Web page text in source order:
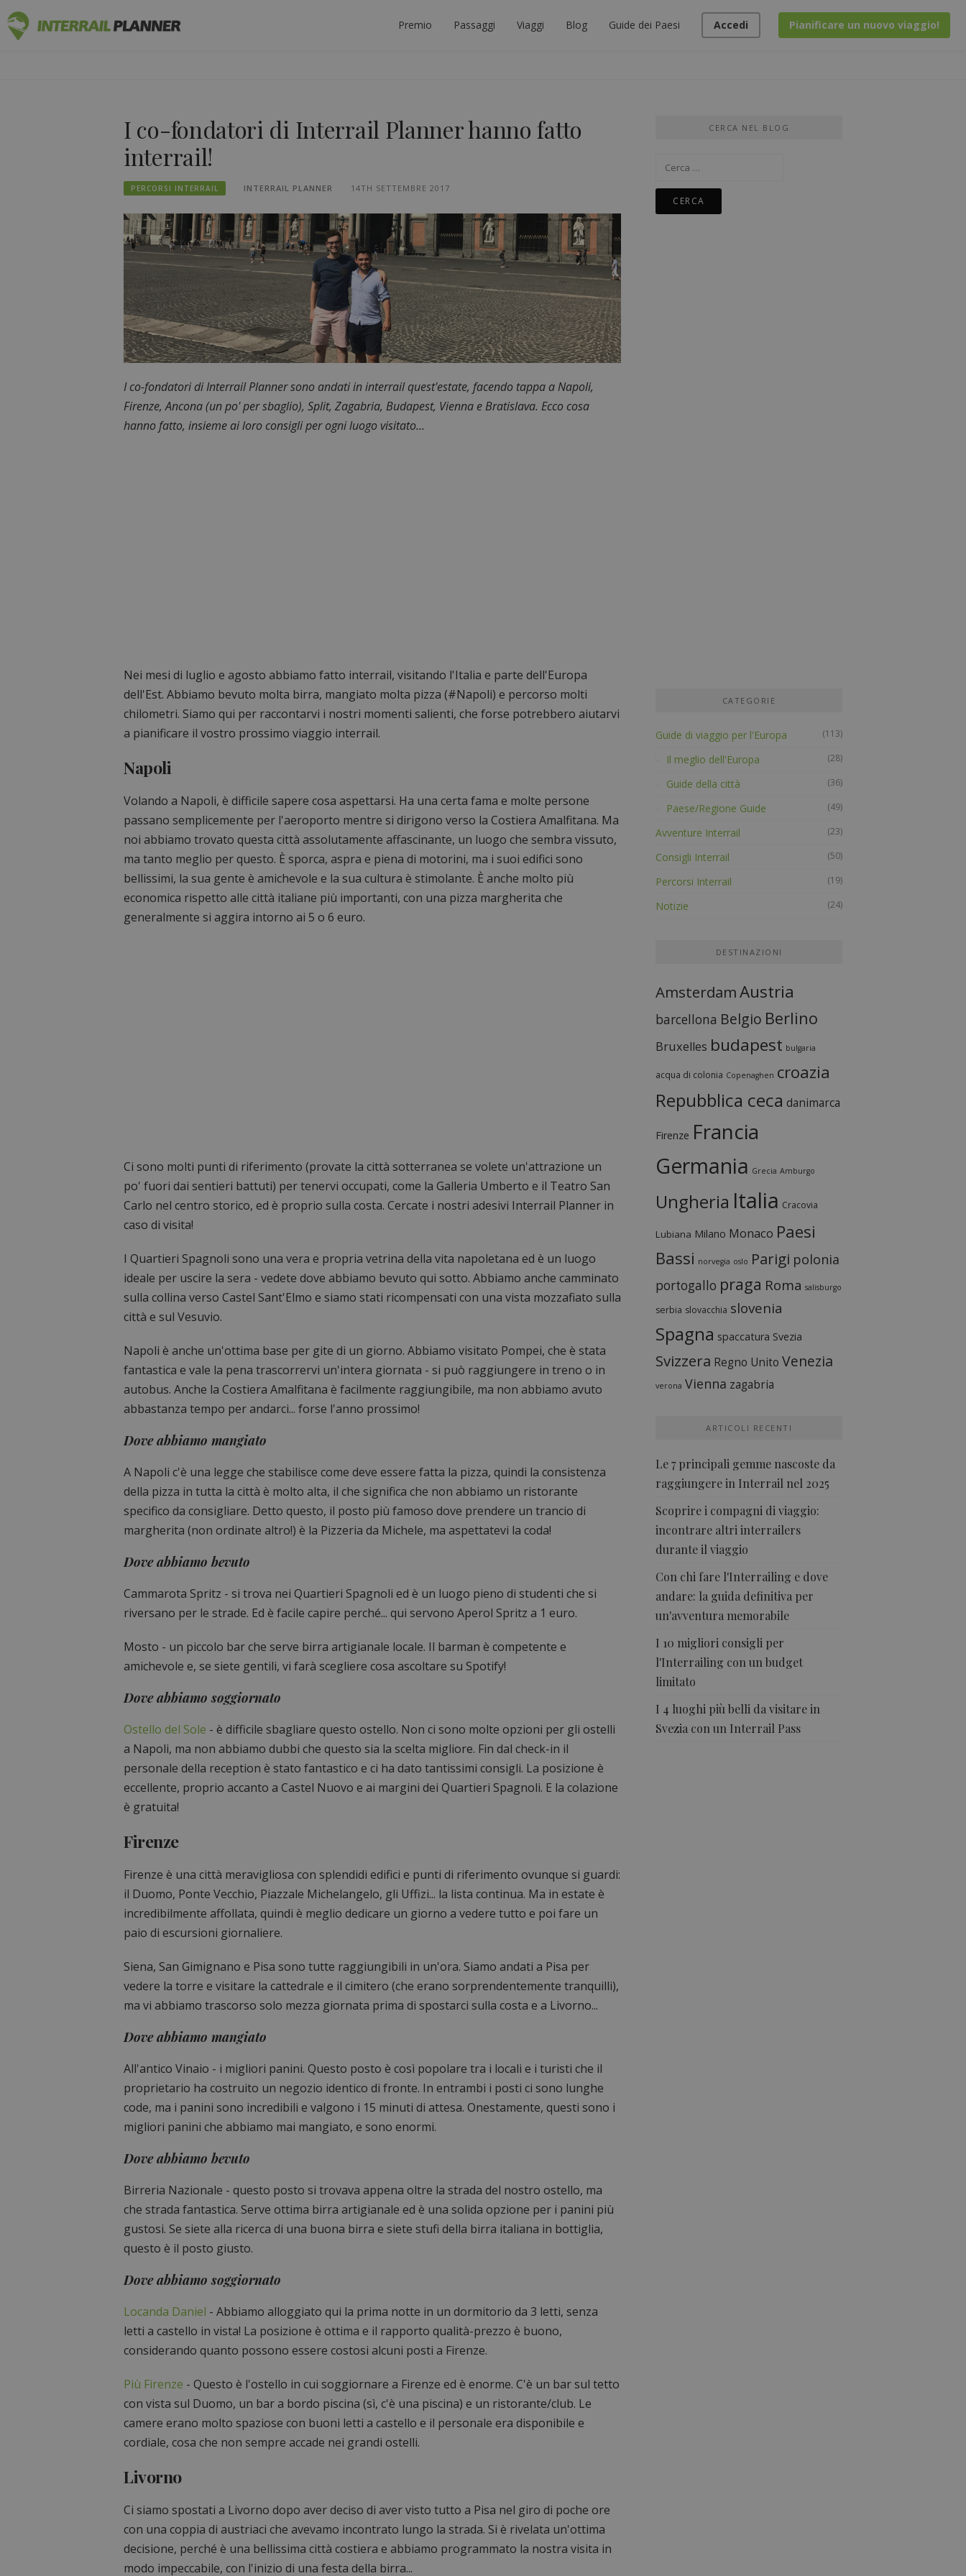
Premio Passaggi Viaggi Blog Guide dei Paesi Accedi Pianificare un nuovo viaggio!
I co-fondatori di Interrail Planner hanno fatto
interrail!
PERCORSI INTERRAIL INTERRAIL PLANNER 14TH SETTEMBRE 2017
I co-fondatori di Interrail Planner sono andati in interrail quest'estate, facendo tappa a Napoli,
Firenze, Ancona (un po' per sbaglio), Split, Zagabria, Budapest, Vienna e Bratislava. Ecco cosa
hanno fatto, insieme ai loro consigli per ogni luogo visitato...
Nei mesi di luglio e agosto abbiamo fatto interrail, visitando l'Italia e parte dell'Europa
dell'Est. Abbiamo bevuto molta birra, mangiato molta pizza (#Napoli) e percorso molti
chilometri. Siamo qui per raccontarvi i nostri momenti salienti, che forse potrebbero aiutarvi
a pianificare il vostro prossimo viaggio interrail.
Napoli
Volando a Napoli, è difficile sapere cosa aspettarsi. Ha una certa fama e molte persone
passano semplicemente per l'aeroporto mentre si dirigono verso la Costiera Amalfitana. Ma
noi abbiamo trovato questa città assolutamente affascinante, un luogo che sembra vissuto,
ma tanto meglio per questo. È sporca, aspra e piena di motorini, ma i suoi edifici sono
bellissimi, la sua gente è amichevole e la sua cultura è stimolante. È anche molto più
economica rispetto alle città italiane più importanti, con una pizza margherita che
generalmente si aggira intorno ai 5 o 6 euro.
Ci sono molti punti di riferimento (provate la città sotterranea se volete un'attrazione un
po' fuori dai sentieri battuti) per tenervi occupati, come la Galleria Umberto e il Teatro San
Carlo nel centro storico, ed è proprio sulla costa. Cercate i nostri adesivi Interrail Planner in
caso di visita!
I Quartieri Spagnoli sono una vera e propria vetrina della vita napoletana ed è un luogo
ideale per uscire la sera - vedete dove abbiamo bevuto qui sotto. Abbiamo anche camminato
sulla collina verso Castel Sant'Elmo e siamo stati ricompensati con una vista mozzafiato sulla
città e sul Vesuvio.
Napoli è anche un'ottima base per gite di un giorno. Abbiamo visitato Pompei, che è stata
fantastica e vale la pena trascorrervi un'intera giornata - si può raggiungere in treno o in
autobus. Anche la Costiera Amalfitana è facilmente raggiungibile, ma non abbiamo avuto
abbastanza tempo per andarci... forse l'anno prossimo!
Dove abbiamo mangiato
A Napoli c'è una legge che stabilisce come deve essere fatta la pizza, quindi la consistenza
della pizza in tutta la città è molto alta, il che significa che non abbiamo un ristorante
specifico da consigliare. Detto questo, il posto più famoso dove prendere un trancio di
margherita (non ordinate altro!) è la Pizzeria da Michele, ma aspettatevi la coda!
Dove abbiamo bevuto
Cammarota Spritz - si trova nei Quartieri Spagnoli ed è un luogo pieno di studenti che si
riversano per le strade. Ed è facile capire perché... qui servono Aperol Spritz a 1 euro.
Mosto - un piccolo bar che serve birra artigianale locale. Il barman è competente e
amichevole e, se siete gentili, vi farà scegliere cosa ascoltare su Spotify!
Dove abbiamo soggiornato
Ostello del Sole - è difficile sbagliare questo ostello. Non ci sono molte opzioni per gli ostelli
a Napoli, ma non abbiamo dubbi che questo sia la scelta migliore. Fin dal check-in il
personale della reception è stato fantastico e ci ha dato tantissimi consigli. La posizione è
eccellente, proprio accanto a Castel Nuovo e ai margini dei Quartieri Spagnoli. E la colazione
è gratuita!
Firenze
Firenze è una città meravigliosa con splendidi edifici e punti di riferimento ovunque si guardi:
il Duomo, Ponte Vecchio, Piazzale Michelangelo, gli Uffizi... la lista continua. Ma in estate è
incredibilmente affollata, quindi è meglio dedicare un giorno a vedere tutto e poi fare un
paio di escursioni giornaliere.
Siena, San Gimignano e Pisa sono tutte raggiungibili in un'ora. Siamo andati a Pisa per
vedere la torre e visitare la cattedrale e il cimitero (che erano sorprendentemente tranquilli),
ma vi abbiamo trascorso solo mezza giornata prima di spostarci sulla costa e a Livorno...
Dove abbiamo mangiato
All'antico Vinaio - i migliori panini. Questo posto è così popolare tra i locali e i turisti che il
proprietario ha costruito un negozio identico di fronte. In entrambi i posti ci sono lunghe
code, ma i panini sono incredibili e valgono i 15 minuti di attesa. Onestamente, questi sono i
migliori panini che abbiamo mai mangiato, e sono enormi.
Dove abbiamo bevuto
Birreria Nazionale - questo posto si trovava appena oltre la strada del nostro ostello, ma
che strada fantastica. Serve ottima birra artigianale ed è una solida opzione per i panini più
gustosi. Se siete alla ricerca di una buona birra e siete stufi della birra italiana in bottiglia,
questo è il posto giusto.
Dove abbiamo soggiornato
Locanda Daniel - Abbiamo alloggiato qui la prima notte in un dormitorio da 3 letti, senza
letti a castello in vista! La posizione è ottima e il rapporto qualità-prezzo è buono,
considerando quanto possono essere costosi alcuni posti a Firenze.
Più Firenze - Questo è l'ostello in cui soggiornare a Firenze ed è enorme. C'è un bar sul tetto
con vista sul Duomo, un bar a bordo piscina (sì, c'è una piscina) e un ristorante/club. Le
camere erano molto spaziose con buoni letti a castello e il personale era disponibile e
cordiale, cosa che non sempre accade nei grandi ostelli.
Livorno
Ci siamo spostati a Livorno dopo aver deciso di aver visto tutto a Pisa nel giro di poche ore
con una coppia di austriaci che avevamo incontrato lungo la strada. Si è rivelata un'ottima
decisione, perché è una bellissima città costiera e abbiamo programmato la nostra visita in
modo impeccabile, con l'inizio di una festa della birra...
CERCA NEL BLOG
Ricerca
CATEGORIE
Guide di viaggio per l'Europa (113)
Il meglio dell'Europa (28)
Guide della città (36)
Paese/Regione Guide (49)
Avventure Interrail (23)
Consigli Interrail (50)
Percorsi Interrail (19)
Notizie (24)
DESTINAZIONI
AmsterdamAustria
barcellona Belgio Berlino
Bruxelles budapest bulgaria
acqua di colonia Copenaghen croazia
Repubblica ceca danimarca
Firenze Francia
Germania Grecia Amburgo
Ungheria Italia Cracovia
Lubiana Milano Monaco Paesi
Bassi norvegia oslo Parigi polonia
portogallo praga Roma salisburgo
serbia slovacchia slovenia
Spagna spaccatura Svezia
Svizzera Regno Unito Venezia
verona Vienna zagabria
ARTICOLI RECENTI
Le 7 principali gemme nascoste da
raggiungere in Interrail nel 2025
Scoprire i compagni di viaggio:
incontrare altri interrailers
durante il viaggio
Con chi fare l'Interrailing e dove
andare: la guida definitiva per
un'avventura memorabile
I 10 migliori consigli per
l'Interrailing con un budget
limitato
I 4 luoghi più belli da visitare in
Svezia con un Interrail Pass